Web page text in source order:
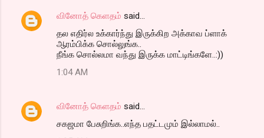
வினோத் கெளதம் said…
தல எதிர்ல உக்கார்ந்து இருக்கிற அக்காவ ப்ளாக்
ஆரம்பிக்க சொல்லுங்க..
நீங்க சொல்லமா வந்து இருக்க மாட்டிங்களே..:))
1:04 AM
வினோத் கெளதம் said…
சகஜமா பேசுறிங்க..எந்த பதட்டமும் இல்லாமல்..